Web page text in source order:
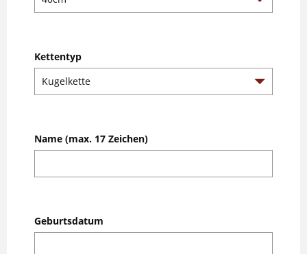
Kettentyp
Name (max. 17 Zeichen)
Geburtsdatum